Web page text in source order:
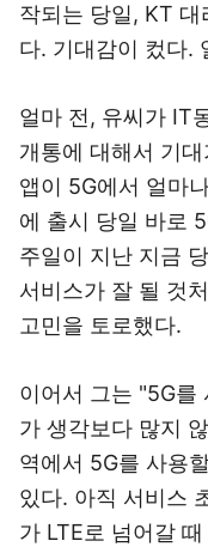
작되는 당일, KT
다. 기대감이 컸다.
얼마 전, 유씨가 IT
개통에 대해서 기
앱이 5G에서 얼마
에 출시 당일 바로
주일이 지난 지금
서비스가 잘 될 것
고민을 토로했다.
이어서 그는 "5G를
가 생각보다 많지
역에서 5G를 사용
있다. 아직 서비스
가 LTE로 넘어갈